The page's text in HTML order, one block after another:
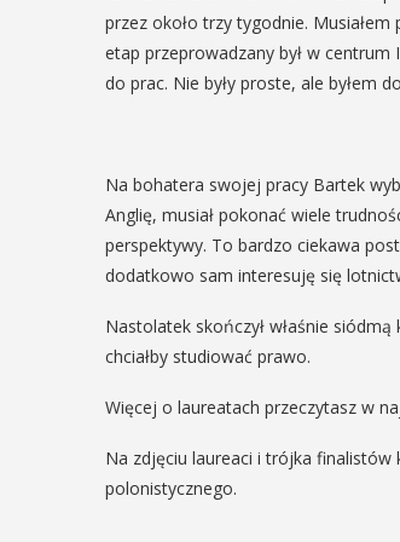
przez około trzy tygodnie.
etap przeprowadzany był w
do prac. Nie były proste, ale byłem
Na bohatera swojej pracy Bartek
Anglię, musiał pokonać wiele
perspektywy. To bardzo ciekawa
dodatkowo sam interesuję się
Nastolatek skończył właśnie
chciałby studiować prawo.
Więcej o laureatach przeczytasz w
Na zdjęciu laureaci i trójka finalistów
polonistycznego.
29
SIERPIEŃ
V Turniej
Myślimira.
W ostatni weekend
piąta edycja Turnieju
Wydarzenie